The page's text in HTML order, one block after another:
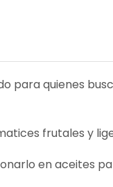
para quienes
frutales y
en aceites